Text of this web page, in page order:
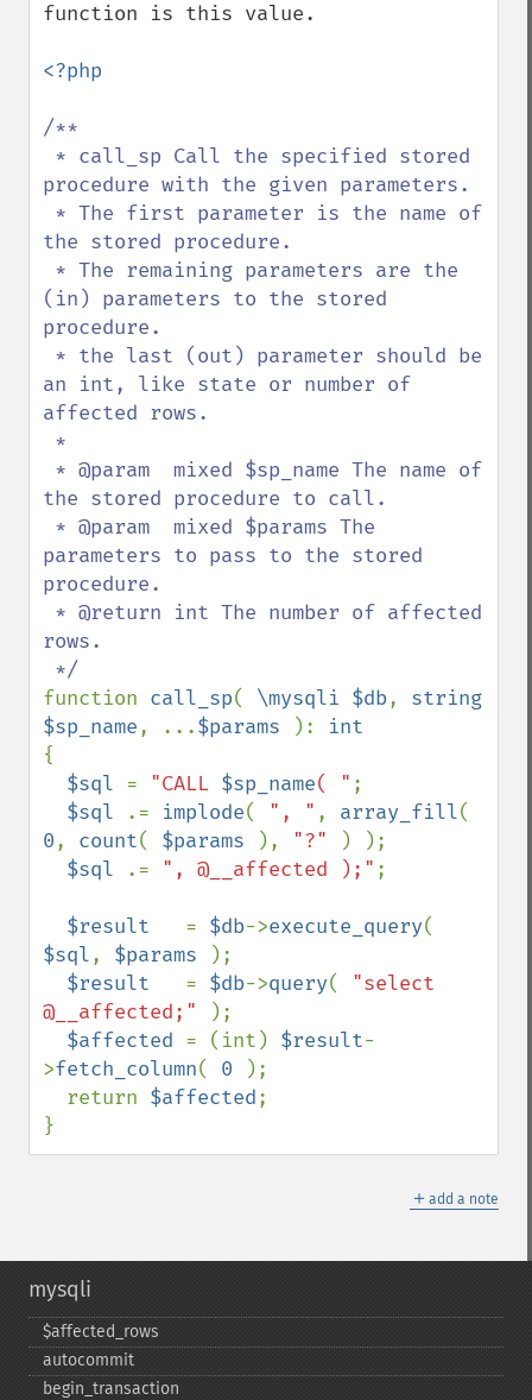
function is this value.
<?php
/**
procedure with the given parameters.
the stored procedure.
(in) parameters to the stored
procedure.
an int, like state or number of
affected rows.
the stored procedure to call.
parameters to pass to the stored
procedure.
rows.
function call_sp( \mysqli $db, string
$sp_name, ...$params ):
{
$sql = "CALL $sp_name( " ;
$sql
.= implode( ", " , array_fill
0, count( $params ), "?"
) );
$sql
.= ", @__affected );" ;
$result = $db->execute_query
$sql, $params
);
$result = $db->query( "select
@__affected;"
);
$affected = (int) $result-
>fetch_column( 0
);
  return
$affected;
}
＋ add a note
mysqli
$affected_​rows
autocommit
begin_​transaction